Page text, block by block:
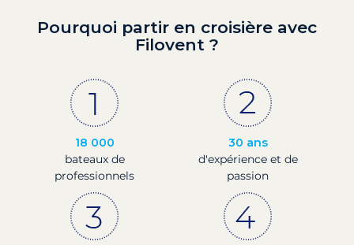
Pourquoi partir en croisière avec
Filovent ?
18 000
bateaux de
professionnels
30 ans
d'expérience et de
passion